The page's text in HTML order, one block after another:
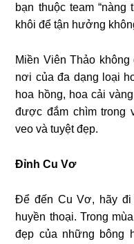
bạn thuộc team “nàng
khôi để tận hưởng
Miền Viên Thảo
nơi của đa dạng loại
hoa hồng, hoa cải
được đắm chìm trong
veo và tuyệt đẹp.
Đỉnh Cu Vơ
Để đến Cu Vơ, hãy đi
huyền thoại. Trong
đẹp của những bông